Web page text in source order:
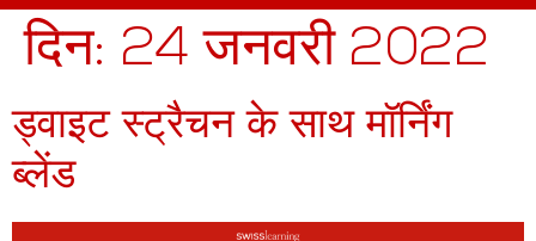
दिन: 24 जनवरी 2022
ड्वाइट स्ट्रैचन के साथ मॉर्निंग
ब्लेंड